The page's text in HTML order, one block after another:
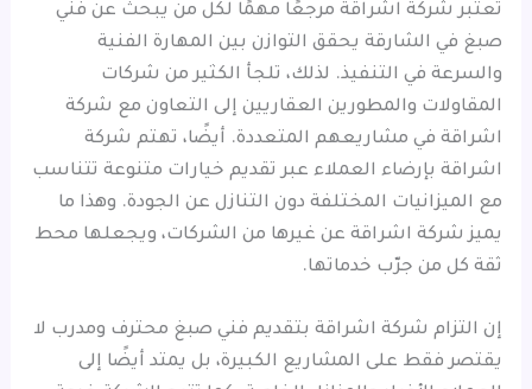
تعتبر شركة اشراقة مرجعًا مهمًا لكل من يبحث عن فني
صبغ في الشارقة يحقق التوازن بين المهارة الفنية
والسرعة في التنفيذ. لذلك، تلجأ الكثير من شركات
المقاولات والمطورين العقاريين إلى التعاون مع شركة
اشراقة في مشاريعهم المتعددة. أيضًا، تهتم شركة
اشراقة بإرضاء العملاء عبر تقديم خيارات متنوعة تتناسب
مع الميزانيات المختلفة دون التنازل عن الجودة. وهذا ما
يميز شركة اشراقة عن غيرها من الشركات، ويجعلها محط
ثقة كل من جرّب خدماتها.
إن التزام شركة اشراقة بتقديم فني صبغ محترف ومدرب لا
يقتصر فقط على المشاريع الكبيرة، بل يمتد أيضًا إلى